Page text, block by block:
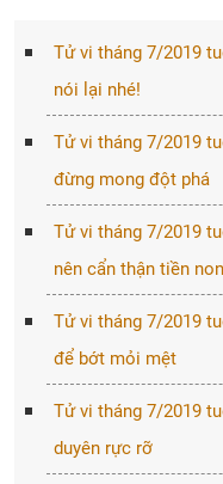
Tử vi tháng 7/2019
nói lại nhé!
Tử vi tháng 7/2019
đừng mong đột phá
Tử vi tháng 7/2019
nên cẩn thận tiền
Tử vi tháng 7/2019
để bớt mỏi mệt
Tử vi tháng 7/2019
duyên rực rỡ